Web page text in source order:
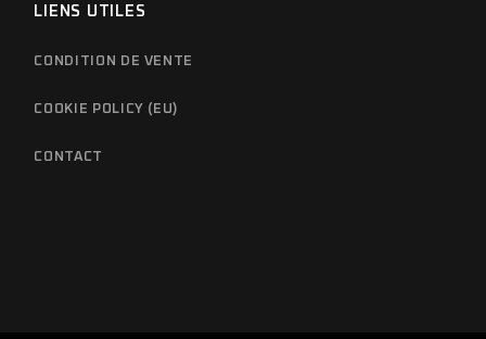
LIENS UTILES
CONDITION DE VENTE
COOKIE POLICY (EU)
CONTACT